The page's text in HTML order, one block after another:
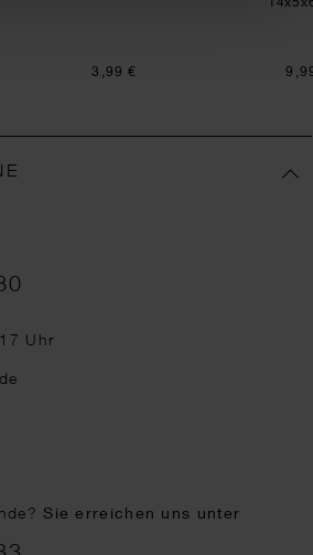
3,99 €
Uhr
Sie erreichen uns unter